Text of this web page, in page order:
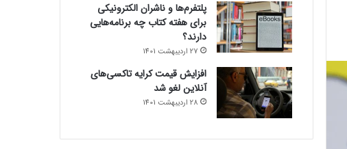
پلتفرم‌ها و ناشران الکترونیکی
برای هفته کتاب چه برنامه‌هایی
دارند؟
27 اردیبهشت 1401
افزایش قیمت کرایه تاکسی‌های
آنلاین لغو شد
28 اردیبهشت 1401